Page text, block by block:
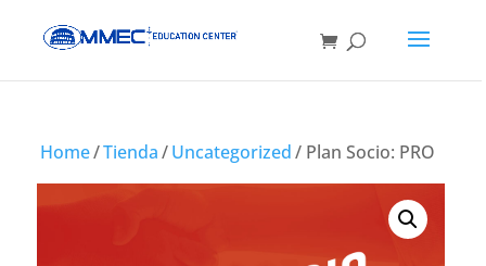
Home/Tienda/Uncategorized/ Plan Socio: PRO